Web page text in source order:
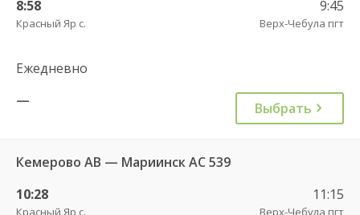
8:58
Красный Яр с.
9:45
Верх-Чебула пгт
Ежедневно
—
Выбрать
Кемерово АВ — Мариинск АС 539
10:28
Красный Яр с.
11:15
Верх-Чебула пгт